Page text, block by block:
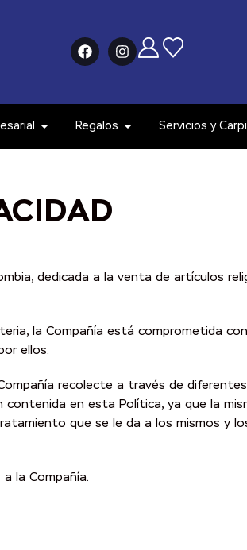
Regalos Servicios y
dedicada a la venta de artículos
la Compañía está comprometida
ellos.
recolecte a través de diferentes
en esta Política, ya que la
que se le da a los mismos y
la Compañía.